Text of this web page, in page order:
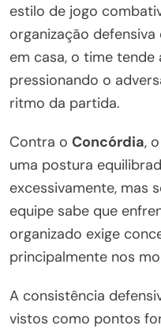
estilo de jogo
organização
em casa, o time tende
pressionando o
ritmo da partida.
Contra o Concórdia,
uma postura
excessivamente, mas
equipe sabe que
organizado exige
principalmente nos
A consistência
vistos como pontos